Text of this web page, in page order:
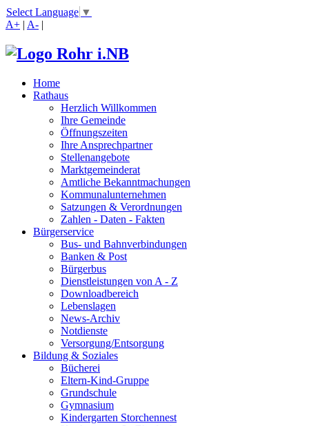
Select Language ▼
A+ | A- |
Home
Rathaus
Herzlich Willkommen
Ihre Gemeinde
Öffnungszeiten
Ihre Ansprechpartner
Stellenangebote
Marktgemeinderat
Amtliche Bekanntmachungen
Kommunalunternehmen
Satzungen & Verordnungen
Zahlen - Daten - Fakten
Bürgerservice
Bus- und Bahnverbindungen
Banken & Post
Bürgerbus
Dienstleistungen von A - Z
Downloadbereich
Lebenslagen
News-Archiv
Notdienste
Versorgung/Entsorgung
Bildung & Soziales
Bücherei
Eltern-Kind-Gruppe
Grundschule
Gymnasium
Kindergarten Storchennest